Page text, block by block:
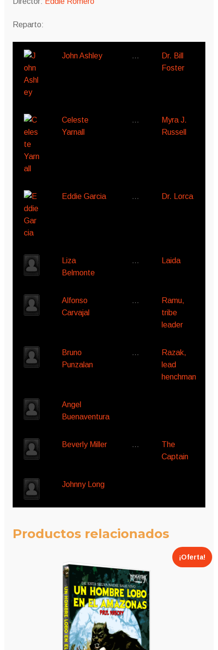
Reparto:
John Ashley …
Dr. Bill
Foster
Celeste
Yarnall
…
Myra J.
Russell
Eddie Garcia … Dr. Lorca
Liza
Belmonte
… Laida
Alfonso
Carvajal
…
Ramu,
tribe
leader
Bruno
Punzalan
…
Razak,
lead
henchman
Angel
Buenaventura
Beverly Miller …
The
Captain
Johnny Long
Productos relacionados
¡Oferta!